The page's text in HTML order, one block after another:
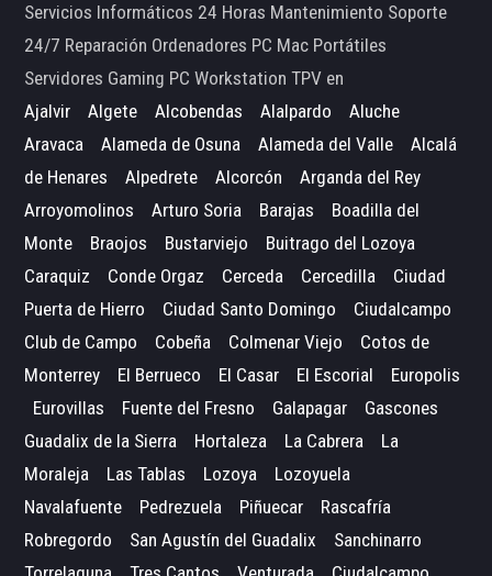
Servicios Informáticos 24 Horas Mantenimiento Soporte
24/7 Reparación Ordenadores PC Mac Portátiles
Servidores Gaming PC Workstation TPV en
Ajalvir
Algete Alcobendas Alalpardo
Aluche
Aravaca
Alameda de Osuna Alameda del Valle
Alcalá
de Henares
Alpedrete Alcorcón
Arganda del Rey
Arroyomolinos
Arturo Soria Barajas
Boadilla del
Monte
Braojos Bustarviejo
Buitrago del Lozoya
Caraquiz
Conde Orgaz Cerceda Cercedilla
Ciudad
Puerta de Hierro
Ciudad Santo Domingo
Ciudalcampo
Club de Campo
Cobeña Colmenar Viejo
Cotos de
Monterrey
El Berrueco El Casar El Escorial
Europolis
Eurovillas
Fuente del Fresno Galapagar
Gascones
Guadalix de la Sierra
Hortaleza La Cabrera
La
Moraleja
Las Tablas Lozoya
Lozoyuela
Navalafuente
Pedrezuela Piñuecar
Rascafría
Robregordo
San Agustín del Guadalix
Sanchinarro